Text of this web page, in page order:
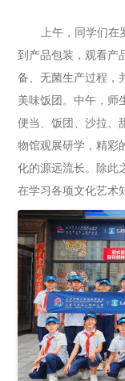
上午，同学们
到产品包装，观看产
备、无菌生产过程，
美味饭团。中午，师
便当、饭团、沙拉、
物馆观展研学，精彩
化的源远流长。除此
在学习各项文化艺术